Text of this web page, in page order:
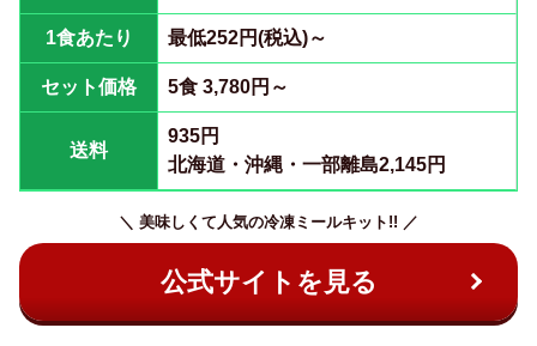
1食あたり 最低252円(税込)～
セット価格 5食 3,780円～
送料
935円
北海道・沖縄・一部離島2,145円
＼ 美味しくて人気の冷凍ミールキット!! ／
公式サイトを見る